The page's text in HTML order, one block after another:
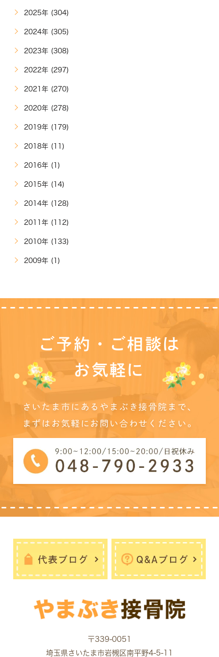
2025年 (304)
2024年 (305)
2023年 (308)
2022年 (297)
2021年 (270)
2020年 (278)
2019年 (179)
2018年 (11)
2016年 (1)
2015年 (14)
2014年 (128)
2011年 (112)
2010年 (133)
2009年 (1)
ご予約・ご相談は
お気軽に
さいたま市にあるやまぶき接骨院まで、
まずはお気軽にお問い合わせください。
〒339-0051
埼玉県さいたま市岩槻区南平野4-5-11